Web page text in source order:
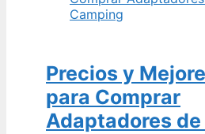
Precios y
para Comprar
Adaptadores